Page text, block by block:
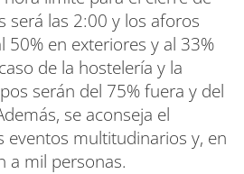
será las 2:00 y los aforos
50% en exteriores y al 33%
de la hostelería y la
serán del 75% fuera y del
se aconseja el
eventos multitudinarios y, en
a mil personas.